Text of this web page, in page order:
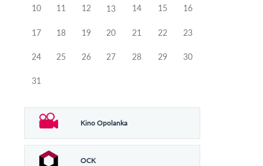
10 11 12 13 14 15 16
17 18 19 20 21 22 23
24 25 26 27 28 29 30
31
Kino Opolanka
OCK